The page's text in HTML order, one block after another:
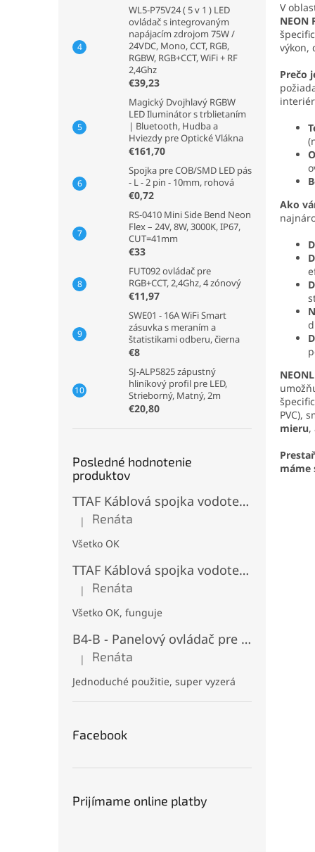
WL5-P75V24 ( 5 v 1 ) LED
ovládač s integrovaným
napájacím zdrojom 75W /
24VDC, Mono, CCT, RGB,
RGBW, RGB+CCT, WiFi + RF
2,4Ghz
€39,23
Magický Dvojhlavý RGBW
LED Iluminátor s trblietaním
| Bluetooth, Hudba a
Hviezdy pre Optické Vlákna
€161,70
Spojka pre COB/SMD LED pás
- L - 2 pin - 10mm, rohová
€0,72
RS-0410 Mini Side Bend Neon
Flex – 24V, 8W, 3000K, IP67,
CUT=41mm
€33
FUT092 ovládač pre
RGB+CCT, 2,4Ghz, 4 zónový
€11,97
SWE01 - 16A WiFi Smart
zásuvka s meraním a
štatistikami odberu, čierna
€8
SJ-ALP5825 zápustný
hliníkový profil pre LED,
Strieborný, Matný, 2m
€20,80
Posledné hodnotenie
produktov
TTAF Káblová spojka vodotesná IP68, Typu "T" , 3 pinová, 20A, 2,5mm², M20
Hodnotenie produktu je 5 z 5 hviezdičiek.
| Renáta
Všetko OK
TTAF Káblová spojka vodotesná IP68, "I" Priama, 3 pinová, 20A, 2,5mm², M20
Hodnotenie produktu je 5 z 5 hviezdičiek.
| Renáta
Všetko OK, funguje
B4-B - Panelový ovládač pre RGB+CCT LED, Čierny, Batériový 2xAAA (3V), Magnetický, RF 2,4GHz, 4 zóny
Hodnotenie produktu je 5 z 5 hviezdičiek.
| Renáta
Jednoduché použitie, super vyzerá
Facebook
Prijímame online platby
V
NEON
výkon,
Prečo
Ako
PVC),
mieru,
máme